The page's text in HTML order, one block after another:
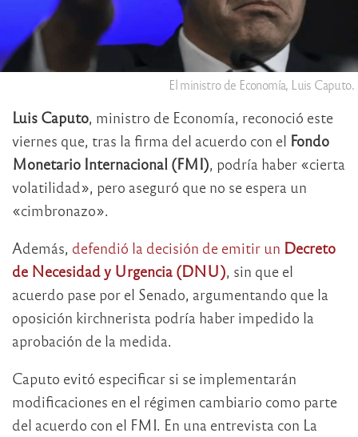
El ministro de Economía, Luis Caputo.
Luis Caputo, ministro de Economía, reconoció este
viernes que, tras la firma del acuerdo con el Fondo
Monetario Internacional (FMI), podría haber «cierta
volatilidad», pero aseguró que no se espera un
«cimbronazo».
Además, defendió la decisión de emitir un Decreto
de Necesidad y Urgencia (DNU), sin que el
acuerdo pase por el Senado, argumentando que la
oposición kirchnerista podría haber impedido la
aprobación de la medida.
Caputo evitó especificar si se implementarán
modificaciones en el régimen cambiario como parte
del acuerdo con el FMI. En una entrevista con La